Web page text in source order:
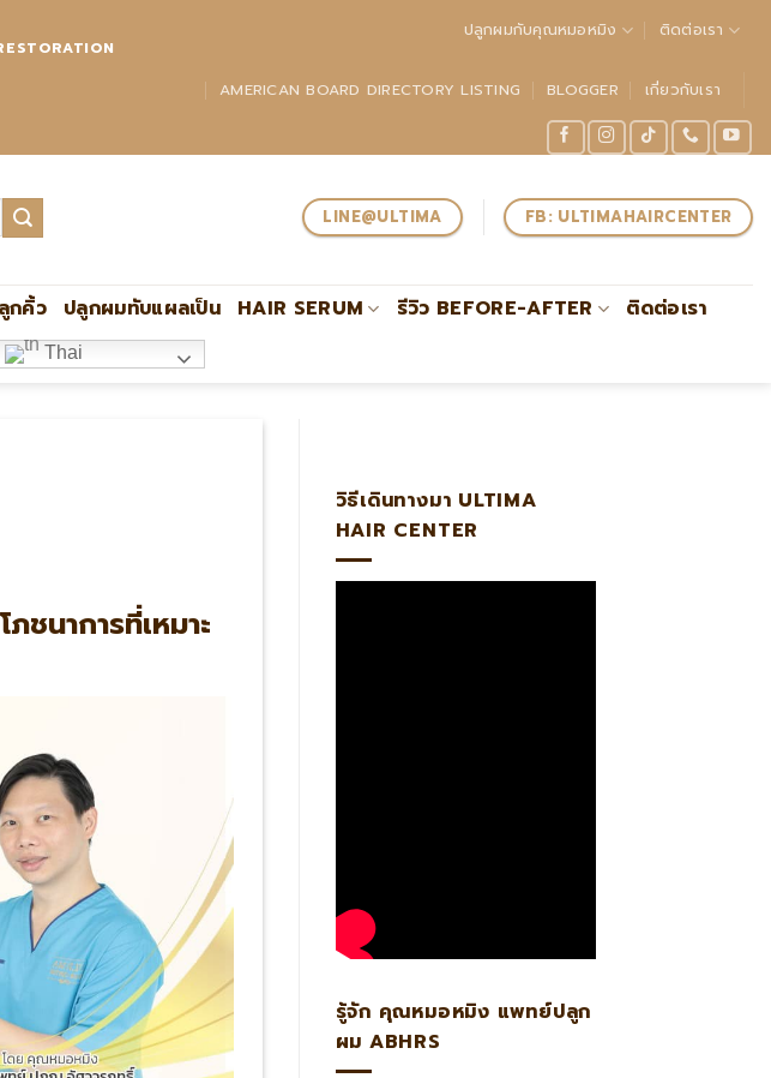
ปลูกผมกับคุณหมอหมิง ติดต่อเรา
AMERICAN BOARD DIRECTORY LISTING BLOGGER เกี่ยวกับเรา
LINE@ULTIMA FB: ULTIMAHAIRCENTER
กคิ้ว ปลูกผมทับแผลเป็น HAIR SERUM รีวิว BEFORE-AFTER
ติดต่อเรา
Thai
ชนาการที่เหมาะ
วิธีเดินทางมา ULTIMA
HAIR CENTER
รู้จัก คุณหมอหมิง แพทย์ปลูก
ผม ABHRS